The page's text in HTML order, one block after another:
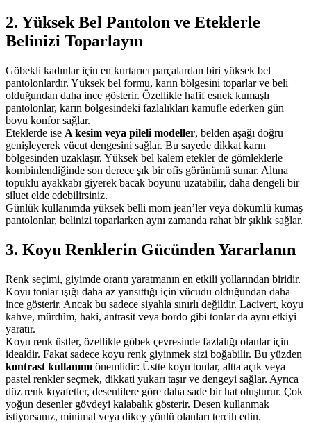
2. Yüksek Bel Pantolon ve Eteklerle
Belinizi Toparlayın
Göbekli kadınlar için en kurtarıcı parçalardan biri yüksek bel
pantolonlardır. Yüksek bel formu, karın bölgesini toparlar ve beli
olduğundan daha ince gösterir. Özellikle hafif esnek kumaşlı
pantolonlar, karın bölgesindeki fazlalıkları kamufle ederken gün
boyu konfor sağlar.
Eteklerde ise A kesim veya pileli modeller, belden aşağı doğru
genişleyerek vücut dengesini sağlar. Bu sayede dikkat karın
bölgesinden uzaklaşır. Yüksek bel kalem etekler de gömleklerle
kombinlendiğinde son derece şık bir ofis görünümü sunar. Altına
topuklu ayakkabı giyerek bacak boyunu uzatabilir, daha dengeli bir
siluet elde edebilirsiniz.
Günlük kullanımda yüksek belli mom jean’ler veya dökümlü kumaş
pantolonlar, belinizi toparlarken aynı zamanda rahat bir şıklık sağlar.
3. Koyu Renklerin Gücünden Yararlanın
Renk seçimi, giyimde orantı yaratmanın en etkili yollarından biridir.
Koyu tonlar ışığı daha az yansıttığı için vücudu olduğundan daha
ince gösterir. Ancak bu sadece siyahla sınırlı değildir. Lacivert, koyu
kahve, mürdüm, haki, antrasit veya bordo gibi tonlar da aynı etkiyi
yaratır.
Koyu renk üstler, özellikle göbek çevresinde fazlalığı olanlar için
idealdir. Fakat sadece koyu renk giyinmek sizi boğabilir. Bu yüzden
kontrast kullanımı önemlidir: Üstte koyu tonlar, altta açık veya
pastel renkler seçmek, dikkati yukarı taşır ve dengeyi sağlar. Ayrıca
düz renk kıyafetler, desenlilere göre daha sade bir hat oluşturur. Çok
yoğun desenler gövdeyi kalabalık gösterir. Desen kullanmak
istiyorsanız, minimal veya dikey yönlü olanları tercih edin.